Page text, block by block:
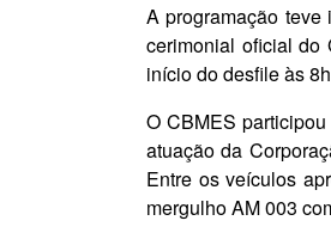
A programação
cerimonial oficial do
início do desfile às
O CBMES
atuação da
Entre os veículos
mergulho AM 003